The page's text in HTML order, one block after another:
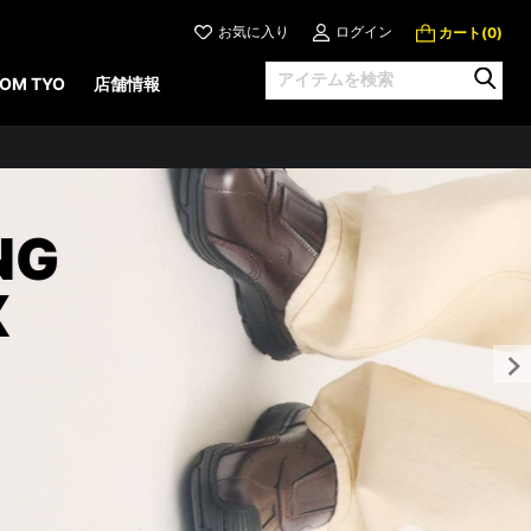
お気に入り ログイン カート(0)
TYO 店舗情報